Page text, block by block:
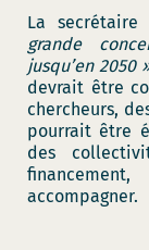
La secrétaire
grande
jusqu’en 2050
devrait être
chercheurs,
pourrait être
des
accompagner.